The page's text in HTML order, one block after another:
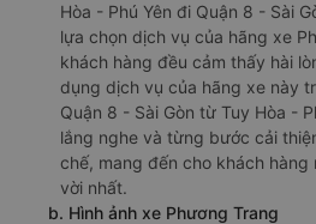
Hòa - Phú Yên đi Quận 8 - Sài
lựa chọn dịch vụ của hãng xe
khách hàng đều cảm thấy hài
dụng dịch vụ của hãng xe này
Quận 8 - Sài Gòn từ Tuy Hòa -
lắng nghe và từng bước cải
chế, mang đến cho khách
vời nhất.
b. Hình ảnh xe Phương Trang